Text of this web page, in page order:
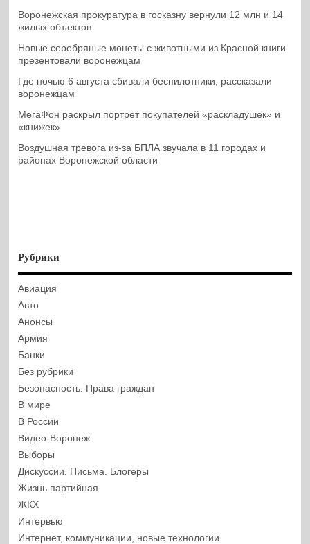
Воронежская прокуратура в госказну вернули 12 млн и 14
жилых объектов
Новые серебряные монеты с животными из Красной книги
презентовали воронежцам
Где ночью 6 августа сбивали беспилотники, рассказали
воронежцам
МегаФон раскрыл портрет покупателей «раскладушек» и
«книжек»
Воздушная тревога из-за БПЛА звучала в 11 городах и
районах Воронежской области
Рубрики
Авиация
Авто
Анонсы
Армия
Банки
Без рубрики
Безопасность. Права граждан
В мире
В России
Видео-Воронеж
Выборы
Дискуссии. Письма. Блогеры
Жизнь партийная
ЖКХ
Интервью
Интернет, коммуникации, новые технологии